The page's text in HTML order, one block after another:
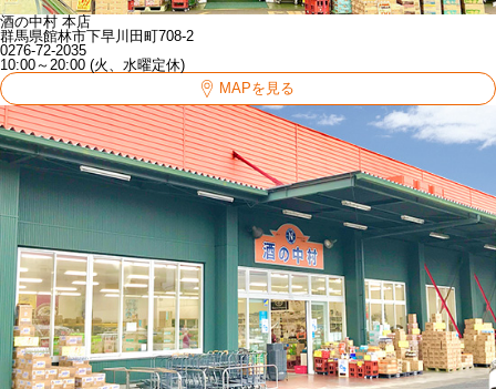
酒の中村 本店
群馬県館林市下早川田町708-2
0276-72-2035
10:00～20:00 (火、水曜定休)
MAPを見る